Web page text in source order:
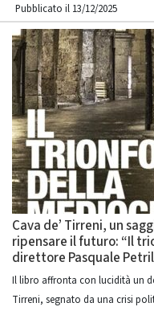
Pubblicato il 13/12/2025
Cava de’ Tirreni, un
ripensare il futuro: “Il
direttore Pasquale
Il libro affronta con lucidità un
Tirreni, segnato da una crisi